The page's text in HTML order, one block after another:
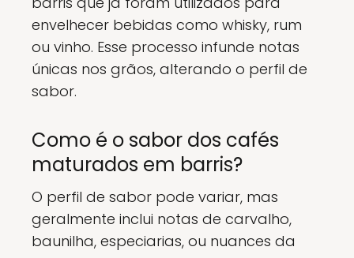
envelhecer bebidas como whisky, rum
ou vinho. Esse processo infunde notas
únicas nos grãos, alterando o perfil de
sabor.
Como é o sabor dos cafés
maturados em barris?
O perfil de sabor pode variar, mas
geralmente inclui notas de carvalho,
baunilha, especiarias, ou nuances da